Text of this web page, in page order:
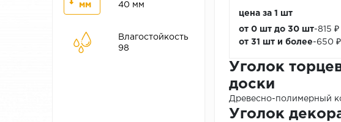
мм
40 мм
Влагостойкость
98
цена за 1 шт
от 0 шт до 30 шт-815 ₽
от 31 шт и более-650 ₽
Уголок
доски
Древесно-полимерный
Уголок